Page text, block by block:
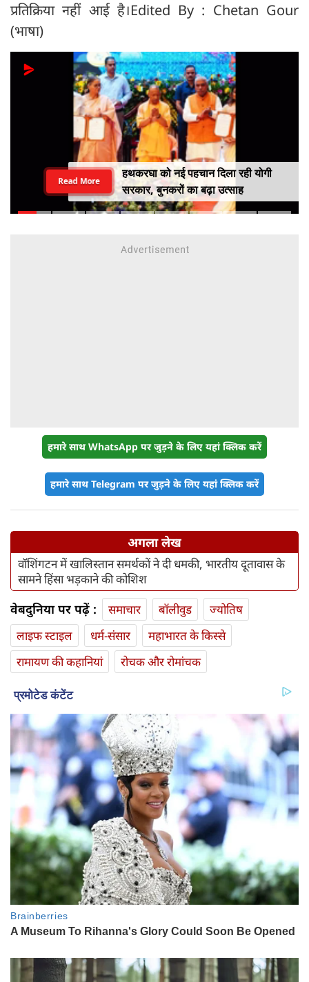
प्रतिक्रिया नहीं आई है।Edited By : Chetan Gour
(भाषा)
हथकरघा को नई पहचान दिला रही योगी
सरकार, बुनकरों का बढ़ा उत्साह
Read More
हमारे साथ WhatsApp पर जुड़ने के लिए यहां क्लिक करें
हमारे साथ Telegram पर जुड़ने के लिए यहां क्लिक करें
अगला लेख
वॉशिंगटन में खालिस्तान समर्थकों ने दी धमकी, भारतीय दूतावास के
सामने हिंसा भड़काने की कोशिश
वेबदुनिया पर पढ़ें : समाचार बॉलीवुड
ज्योतिष
लाइफ स्‍टाइल
धर्म-संसार
महाभारत के किस्से
रामायण की कहानियां
रोचक और रोमांचक